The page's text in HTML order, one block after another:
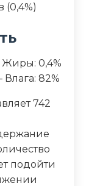
Жиры: 0,4%
Влага: 82%
742
подойти